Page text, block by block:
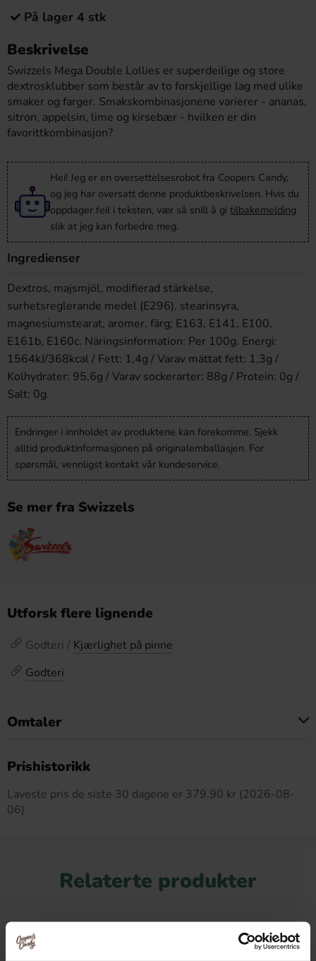
På lager 4 stk
Beskrivelse
Swizzels Mega Double Lollies er superdeilige og store
dextrosklubber som består av to forskjellige lag med ulike
smaker og farger. Smakskombinasjonene varierer - ananas,
sitron, appelsin, lime og kirsebær - hvilken er din
favorittkombinasjon?
Hei! Jeg er en oversettelsesrobot fra Coopers Candy,
og jeg har oversatt denne produktbeskrivelsen. Hvis du
oppdager feil i teksten, vær så snill å gi tilbakemelding
slik at jeg kan forbedre meg.
Ingredienser
Dextros, majsmjöl, modifierad stärkelse,
surhetsreglerande medel (E296), stearinsyra,
magnesiumstearat, aromer, färg; E163, E141, E100,
E161b, E160c. Näringsinformation: Per 100g. Energi:
1564kJ/368kcal / Fett: 1,4g / Varav mättat fett: 1,3g /
Kolhydrater: 95,6g / Varav sockerarter: 88g / Protein: 0g /
Salt: 0g.
Endringer i innholdet av produktene kan forekomme. Sjekk
alltid produktinformasjonen på originalemballasjen. For
spørsmål, vennligst kontakt vår kundeservice.
Se mer fra Swizzels
Utforsk flere lignende
Godteri / Kjærlighet på pinne
Godteri
Omtaler
Prishistorikk
Laveste pris de siste 30 dagene er 379.90 kr (2026-08-
06)
Relaterte produkter